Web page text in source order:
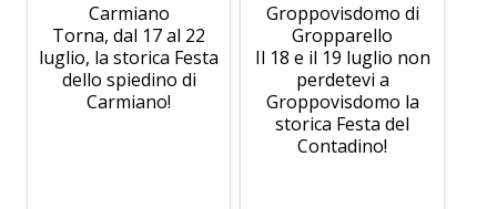
Carmiano
Torna, dal 17 al 22
luglio, la storica Festa
dello spiedino di
Carmiano!
Groppovisdomo di
Gropparello
Il 18 e il 19 luglio non
perdetevi a
Groppovisdomo la
storica Festa del
Contadino!